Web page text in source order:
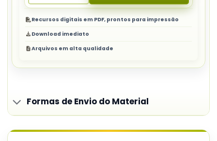
Recursos digitais em PDF, prontos para impressão
Download imediato
Arquivos em alta qualidade
Formas de Envio do Material